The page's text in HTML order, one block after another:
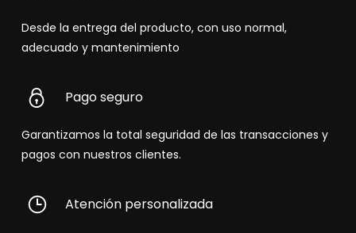
Desde la entrega del producto, con uso normal,
adecuado y mantenimiento
Pago seguro
Garantizamos la total seguridad de las transacciones y
pagos con nuestros clientes.
Atención personalizada